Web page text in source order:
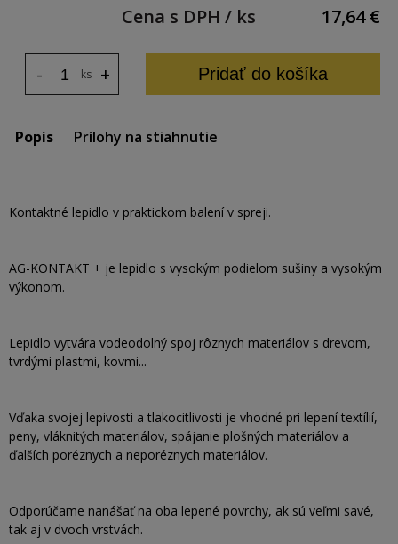
Cena s DPH / ks 17,64 €
ks +
- Pridať do košíka
Popis Prílohy na stiahnutie
Kontaktné lepidlo v praktickom balení v spreji.
AG-KONTAKT + je lepidlo s vysokým podielom sušiny a vysokým
výkonom.
Lepidlo vytvára vodeodolný spoj rôznych materiálov s drevom,
tvrdými plastmi, kovmi...
Vďaka svojej lepivosti a tlakocitlivosti je vhodné pri lepení textílií,
peny, vláknitých materiálov, spájanie plošných materiálov a
ďalších poréznych a neporéznych materiálov.
Odporúčame nanášať na oba lepené povrchy, ak sú veľmi savé,
tak aj v dvoch vrstvách.